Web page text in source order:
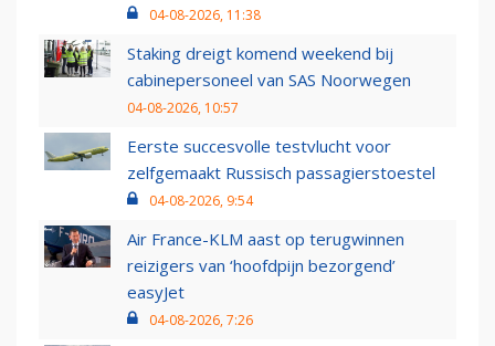
04-08-2026, 11:38
Staking dreigt komend weekend bij
cabinepersoneel van SAS Noorwegen
04-08-2026, 10:57
Eerste succesvolle testvlucht voor
zelfgemaakt Russisch passagierstoestel
04-08-2026, 9:54
Air France-KLM aast op terugwinnen
reizigers van ‘hoofdpijn bezorgend’
easyJet
04-08-2026, 7:26